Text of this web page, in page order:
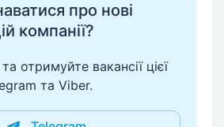
про нові
компанії?
отримуйте вакансії цієї
та Viber.